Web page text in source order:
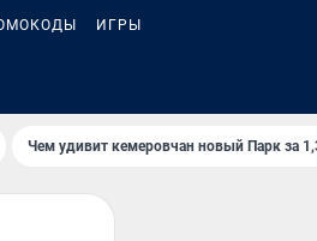
ИГРЫ
Чем удивит кемеровчан новый Парк за